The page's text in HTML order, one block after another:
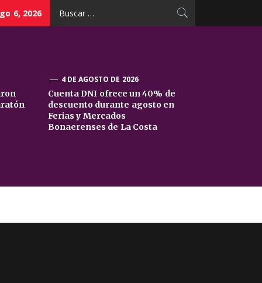
6, 2026
4 DE AGOSTO DE 2026
Cuenta DNI ofrece un 40% de
descuento durante agosto en
Ferias y Mercados
Bonaerenses de La Costa